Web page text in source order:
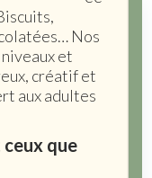
Nos
et
créatif et
aux adultes
que